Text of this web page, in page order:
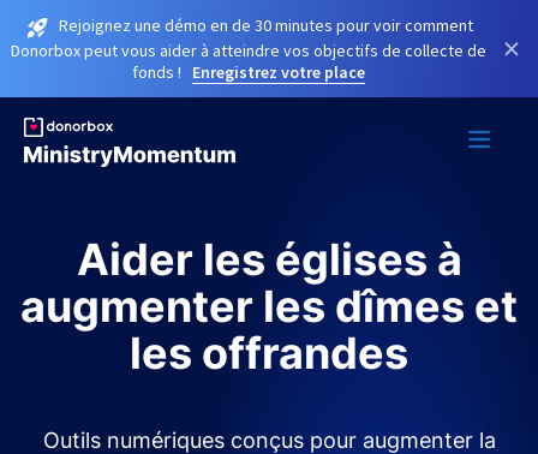
Rejoignez une démo en de 30 minutes pour voir comment
Donorbox peut vous aider à atteindre vos objectifs de collecte de
fonds !
Enregistrez votre place
×
Aider les églises à
augmenter les dîmes et
les offrandes
Outils numériques conçus pour augmenter la